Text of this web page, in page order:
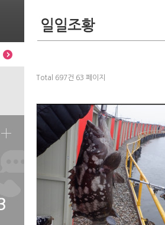
Total 697건 63 페이지